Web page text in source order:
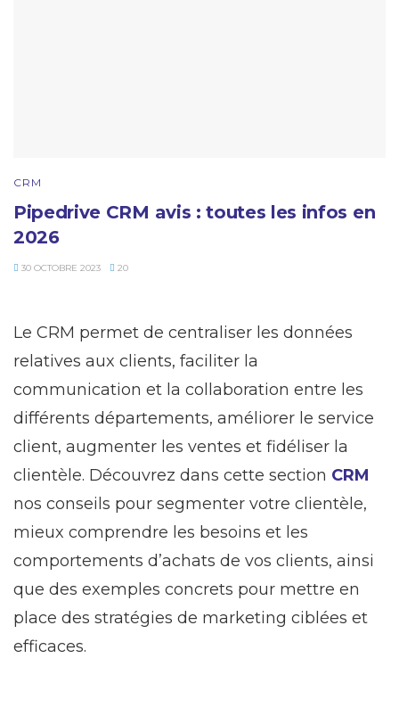
CRM
Pipedrive CRM avis : toutes les infos en
2026
30 OCTOBRE 2023 20
Le CRM permet de centraliser les données
relatives aux clients, faciliter la
communication et la collaboration entre les
différents départements, améliorer le service
client, augmenter les ventes et fidéliser la
clientèle. Découvrez dans cette section CRM
nos conseils pour segmenter votre clientèle,
mieux comprendre les besoins et les
comportements d’achats de vos clients, ainsi
que des exemples concrets pour mettre en
place des stratégies de marketing ciblées et
efficaces.